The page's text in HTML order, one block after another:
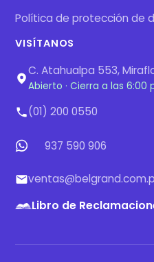
Política de protección de
VISÍTANOS
C. Atahualpa 553,
Abierto · Cierra a las 6:00
(01) 200 0550
937 590 906
Libro de